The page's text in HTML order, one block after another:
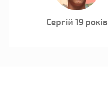
Сергій 19 років